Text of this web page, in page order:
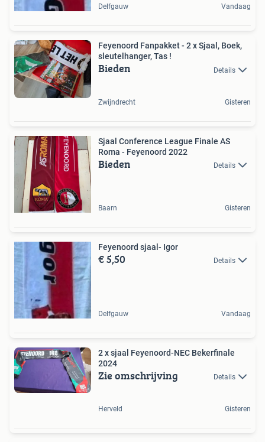
Delfgauw Vandaag
Feyenoord Fanpakket - 2 x Sjaal, Boek,
sleutelhanger, Tas !
Bieden Details
Zwijndrecht Gisteren
Sjaal Conference League Finale AS
Roma - Feyenoord 2022
Bieden Details
Baarn Gisteren
Feyenoord sjaal- Igor
€ 5,50 Details
Delfgauw Vandaag
2 x sjaal Feyenoord-NEC Bekerfinale
2024
Zie omschrijving Details
Herveld Gisteren